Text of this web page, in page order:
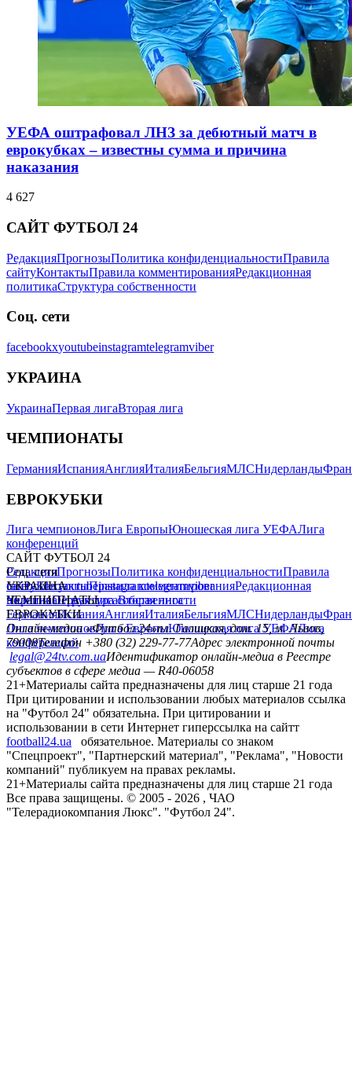
УЕФА оштрафовал ЛНЗ за дебютный матч в
еврокубках – известны сумма и причина
наказания
4 627
САЙТ ФУТБОЛ 24
РедакцияПрогнозыПолитика конфиденциальностиПравила
сайтуКонтактыПравила комментированияРедакционная
политикаСтруктура собственности
Соц. сети
facebookxyoutubeinstagramtelegramviber
УКРАИНА
УкраинаПервая лигаВторая лига
ЧЕМПИОНАТЫ
ГерманияИспанияАнглияИталияБельгияМЛСНидерланды
ЕВРОКУБКИ
Лига чемпионовЛига ЕвропыЮношеская лига УЕФАЛига
конференций
САЙТ ФУТБОЛ 24
РедакцияПрогнозыПолитика конфиденциальностиПравила
сайтуКонтактыПравила комментированияРедакционная
политикаСтруктура собственности
Соц. сети
facebookxyoutubeinstagramtelegramviber
УКРАИНА
УкраинаПервая лигаВторая лига
ЧЕМПИОНАТЫ
ГерманияИспанияАнглияИталияБельгияМЛСНидерланды
ЕВРОКУБКИ
Лига чемпионовЛига ЕвропыЮношеская лига УЕФАЛига
конференций
Онлайн-медиа «Футбол 24»пл. Галицкая, дом. 15, м. Львов,
79008Телефон +380 (32) 229-77-77Адрес электронной почты
legal@24tv.com.uaИдентификатор онлайн-медиа в Реестре
субъектов в сфере медиа — R40-06058
21+Материалы сайта предназначены для лиц старше 21 года
При цитировании и использовании любых материалов ссылка
на "Футбол 24" обязательна. При цитировании и
использовании в сети Интернет гиперссылка на сайтт
football24.ua
обязательное. Материалы со знаком
"Спецпроект", "Партнерский материал", "Реклама", "Новости
компаний" публикуем на правах рекламы.
21+Материалы сайта предназначены для лиц старше 21 года
Все права защищены. © 2005 - 2026 , ЧАО
"Телерадиокомпания Люкс". "Футбол 24".